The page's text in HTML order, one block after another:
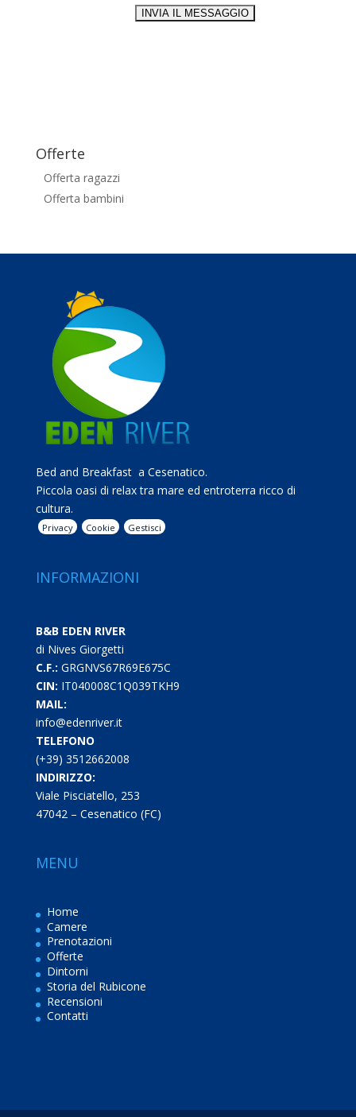
Offerte
Offerta ragazzi
Offerta bambini
Bed and Breakfast a Cesenatico.
Piccola oasi di relax tra mare ed entroterra ricco di
cultura.
Privacy Cookie Gestisci
INFORMAZIONI
B&B EDEN RIVER
di Nives Giorgetti
C.F.: GRGNVS67R69E675C
CIN: IT040008C1Q039TKH9
MAIL:
info@edenriver.it
TELEFONO
(+39) 3512662008
INDIRIZZO:
Viale Pisciatello, 253
47042 – Cesenatico (FC)
MENU
Home
Camere
Prenotazioni
Offerte
Dintorni
Storia del Rubicone
Recensioni
Contatti